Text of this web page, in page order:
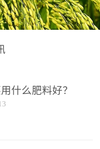
本品1kg-2kg与苗床土
后播种。5、园林盆
本品30g-50g追肥或作
。
、水不溶物≤50g/L【执
准】NY/T3831-
准字15306号【使用
】适合于基施、追
无土栽培和营养液的
施肥。1、苗期冲施、
什么肥料好？